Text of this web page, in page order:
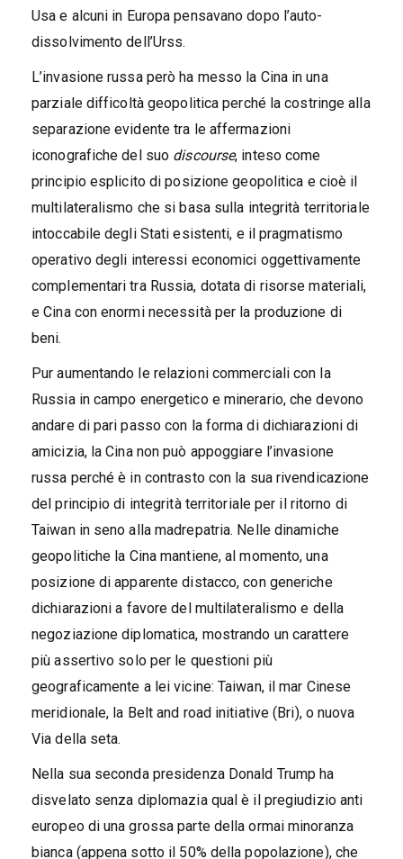
Usa e alcuni in Europa pensavano dopo l’auto-
dissolvimento dell’Urss.
L’invasione russa però ha messo la Cina in una
parziale difficoltà geopolitica perché la costringe alla
separazione evidente tra le affermazioni
iconografiche del suo discourse, inteso come
principio esplicito di posizione geopolitica e cioè il
multilateralismo che si basa sulla integrità territoriale
intoccabile degli Stati esistenti, e il pragmatismo
operativo degli interessi economici oggettivamente
complementari tra Russia, dotata di risorse materiali,
e Cina con enormi necessità per la produzione di
beni.
Pur aumentando le relazioni commerciali con la
Russia in campo energetico e minerario, che devono
andare di pari passo con la forma di dichiarazioni di
amicizia, la Cina non può appoggiare l’invasione
russa perché è in contrasto con la sua rivendicazione
del principio di integrità territoriale per il ritorno di
Taiwan in seno alla madrepatria. Nelle dinamiche
geopolitiche la Cina mantiene, al momento, una
posizione di apparente distacco, con generiche
dichiarazioni a favore del multilateralismo e della
negoziazione diplomatica, mostrando un carattere
più assertivo solo per le questioni più
geograficamente a lei vicine: Taiwan, il mar Cinese
meridionale, la Belt and road initiative (Bri), o nuova
Via della seta.
Nella sua seconda presidenza Donald Trump ha
disvelato senza diplomazia qual è il pregiudizio anti
europeo di una grossa parte della ormai minoranza
bianca (appena sotto il 50% della popolazione), che